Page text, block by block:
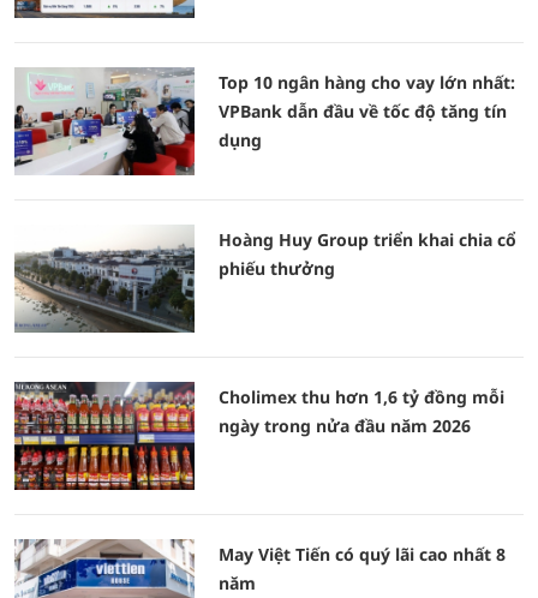
Top 10 ngân hàng cho vay lớn nhất:
VPBank dẫn đầu về tốc độ tăng tín
dụng
Hoàng Huy Group triển khai chia cổ
phiếu thưởng
Cholimex thu hơn 1,6 tỷ đồng mỗi
ngày trong nửa đầu năm 2026
May Việt Tiến có quý lãi cao nhất 8
năm